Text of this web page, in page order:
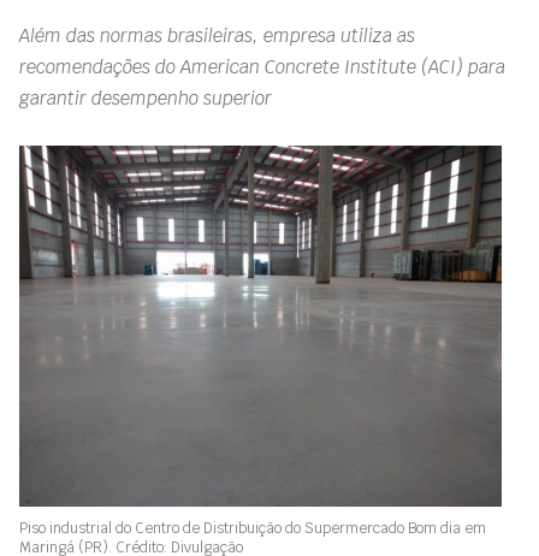
Além das normas brasileiras, empresa utiliza as
recomendações do American Concrete Institute (ACI) para
garantir desempenho superior
Piso industrial do Centro de Distribuição do Supermercado Bom dia em
Maringá (PR). Crédito: Divulgação